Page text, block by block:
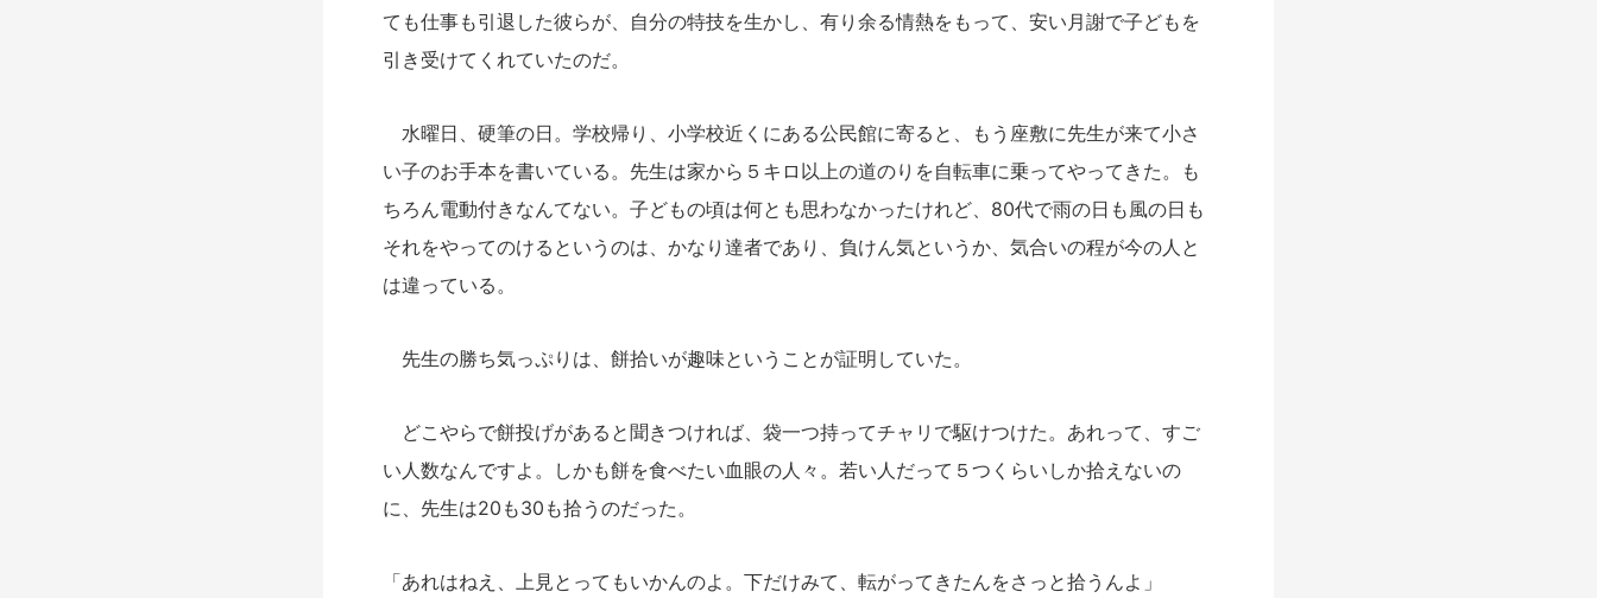
ても仕事も引退した彼らが、自分の特技を生かし、有り余る情熱をもって、安い月謝で子どもを
引き受けてくれていたのだ。
水曜日、硬筆の日。学校帰り、小学校近くにある公民館に寄ると、もう座敷に先生が来て小さ
い子のお手本を書いている。先生は家から５キロ以上の道のりを自転車に乗ってやってきた。も
ちろん電動付きなんてない。子どもの頃は何とも思わなかったけれど、80代で雨の日も風の日も
それをやってのけるというのは、かなり達者であり、負けん気というか、気合いの程が今の人と
は違っている。
先生の勝ち気っぷりは、餅拾いが趣味ということが証明していた。
どこやらで餅投げがあると聞きつければ、袋一つ持ってチャリで駆けつけた。 あれって、すご
い人数なんですよ。
しかも餅を食べたい血眼の人々。若い人だって５つくらいしか拾えないの
に、先生は20も30も拾うのだった。
「あれはねえ、上見とってもいかんのよ。下だけみて、転がってきたんをさっと拾うんよ」